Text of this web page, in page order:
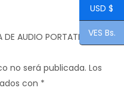
AUDIO PORTATIL FLIP
no será publicada. Los
con *
USD $
VES Bs.